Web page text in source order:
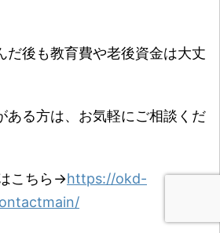
だ後も教育費や老後資金は大丈
ある方は、お気軽にご相談くだ
こちら→https://okd-